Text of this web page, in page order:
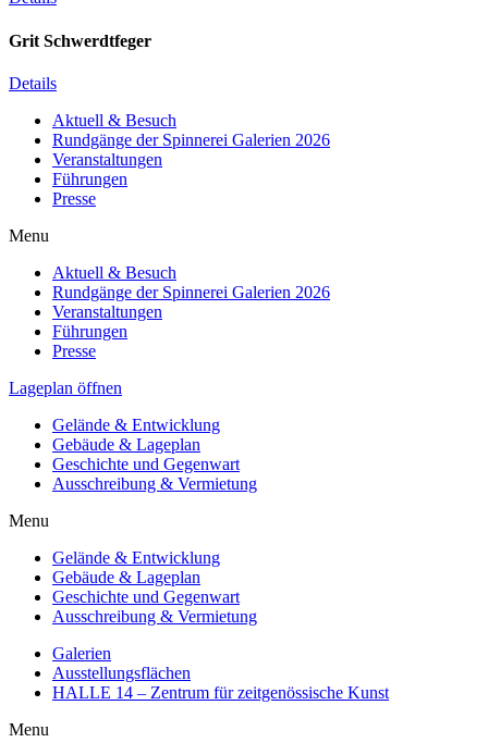
Grit Schwerdtfeger
Details
Aktuell & Besuch
Rundgänge der Spinnerei Galerien 2026
Veranstaltungen
Führungen
Presse
Menu
Aktuell & Besuch
Rundgänge der Spinnerei Galerien 2026
Veranstaltungen
Führungen
Presse
Lageplan öffnen
Gelände & Entwicklung
Gebäude & Lageplan
Geschichte und Gegenwart
Ausschreibung & Vermietung
Menu
Gelände & Entwicklung
Gebäude & Lageplan
Geschichte und Gegenwart
Ausschreibung & Vermietung
Galerien
Ausstellungsflächen
HALLE 14 – Zentrum für zeitgenössische Kunst
Menu